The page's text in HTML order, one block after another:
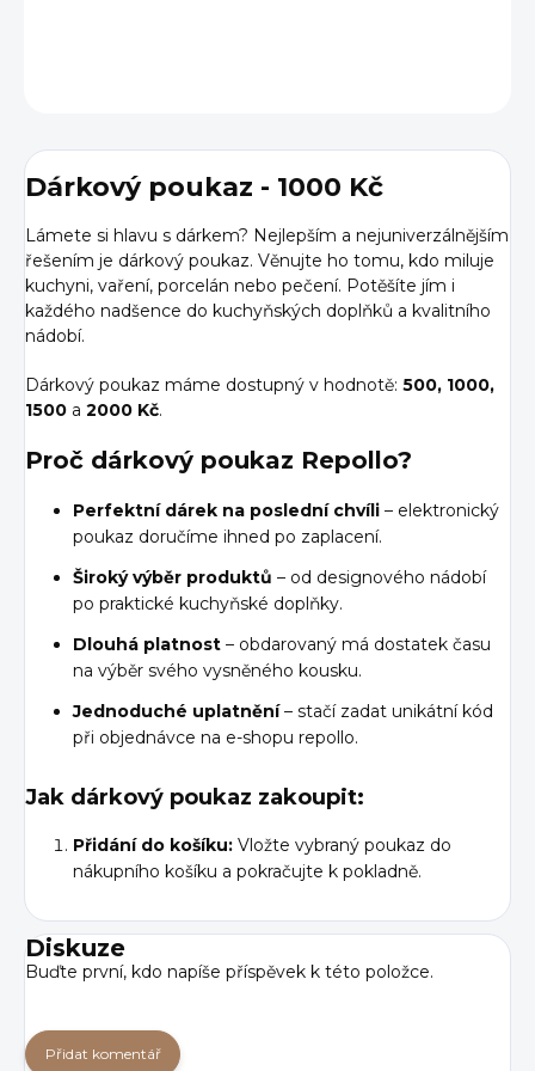
Dárkový poukaz - 1000 Kč
Lámete si hlavu s dárkem? Nejlepším a nejuniverzálnějším
řešením je dárkový poukaz. Věnujte ho tomu, kdo miluje
kuchyni, vaření, porcelán nebo pečení. Potěšíte jím i
každého nadšence do kuchyňských doplňků a kvalitního
nádobí.
Dárkový poukaz máme dostupný v hodnotě: 500, 1000,
1500 a 2000 Kč.
Proč dárkový poukaz Repollo?
Perfektní dárek na poslední chvíli – elektronický
poukaz doručíme ihned po zaplacení.
Široký výběr produktů – od designového nádobí
po praktické kuchyňské doplňky.
Dlouhá platnost – obdarovaný má dostatek času
na výběr svého vysněného kousku.
Jednoduché uplatnění– stačí zadat unikátní kód
při objednávce na e-shopu repollo.
Jak dárkový poukaz zakoupit:
Přidání do košíku: Vložte vybraný poukaz do
nákupního košíku a pokračujte k pokladně.
Diskuze
Buďte první, kdo napíše příspěvek k této položce.
Přidat komentář